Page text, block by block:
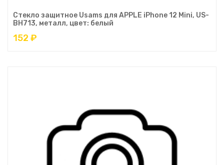
Стекло защитное Usams для APPLE iPhone 12 Mini, US-
BH713, металл, цвет: белый
152 ₽